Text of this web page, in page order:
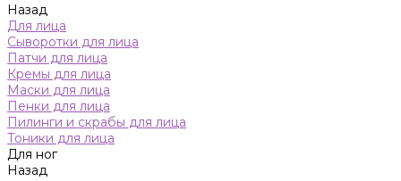
Назад
Для лица
Сыворотки для лица
Патчи для лица
Кремы для лица
Маски для лица
Пенки для лица
Пилинги и скрабы для лица
Тоники для лица
Для ног
Назад